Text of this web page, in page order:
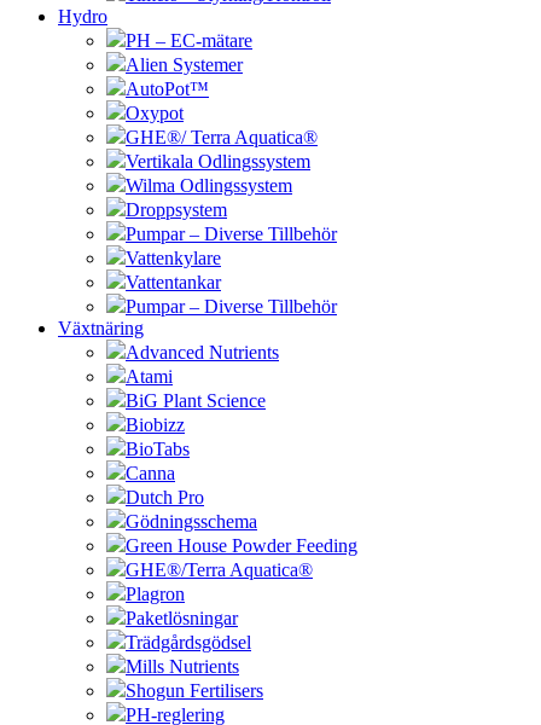
Hydro
PH – EC-mätare
Alien Systemer
AutoPot™
Oxypot
GHE®/ Terra Aquatica®
Vertikala Odlingssystem
Wilma Odlingssystem
Droppsystem
Pumpar – Diverse Tillbehör
Vattenkylare
Vattentankar
Pumpar – Diverse Tillbehör
Växtnäring
Advanced Nutrients
Atami
BiG Plant Science
Biobizz
BioTabs
Canna
Dutch Pro
Gödningsschema
Green House Powder Feeding
GHE®/Terra Aquatica®
Plagron
Paketlösningar
Trädgårdsgödsel
Mills Nutrients
Shogun Fertilisers
PH-reglering